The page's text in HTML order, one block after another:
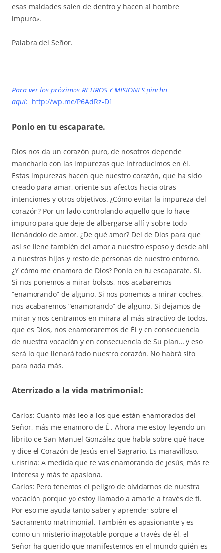
esas maldades salen de dentro y hacen al hombre
impuro».
Palabra del Señor.
Para ver los próximos RETIROS Y MISIONES pincha
aquí: http://wp.me/P6AdRz-D1
Ponlo en tu escaparate.
Dios nos da un corazón puro, de nosotros depende
mancharlo con las impurezas que introducimos en él.
Estas impurezas hacen que nuestro corazón, que ha sido
creado para amar, oriente sus afectos hacia otras
intenciones y otros objetivos. ¿Cómo evitar la impureza del
corazón? Por un lado controlando aquello que lo hace
impuro para que deje de albergarse allí y sobre todo
llenándolo de amor. ¿De qué amor? Del de Dios para que
así se llene también del amor a nuestro esposo y desde ahí
a nuestros hijos y resto de personas de nuestro entorno.
¿Y cómo me enamoro de Dios? Ponlo en tu escaparate. Sí.
Si nos ponemos a mirar bolsos, nos acabaremos
“enamorando” de alguno. Si nos ponemos a mirar coches,
nos acabaremos “enamorando” de alguno. Si dejamos de
mirar y nos centramos en mirara al más atractivo de todos,
que es Dios, nos enamoraremos de Él y en consecuencia
de nuestra vocación y en consecuencia de Su plan… y eso
será lo que llenará todo nuestro corazón. No habrá sito
para nada más.
Aterrizado a la vida matrimonial:
Carlos: Cuanto más leo a los que están enamorados del
Señor, más me enamoro de Él. Ahora me estoy leyendo un
librito de San Manuel González que habla sobre qué hace
y dice el Corazón de Jesús en el Sagrario. Es maravilloso.
Cristina: A medida que te vas enamorando de Jesús, más te
interesa y más te apasiona.
Carlos: Pero tenemos el peligro de olvidarnos de nuestra
vocación porque yo estoy llamado a amarle a través de ti.
Por eso me ayuda tanto saber y aprender sobre el
Sacramento matrimonial. También es apasionante y es
como un misterio inagotable porque a través de él, el
Señor ha querido que manifestemos en el mundo quién es